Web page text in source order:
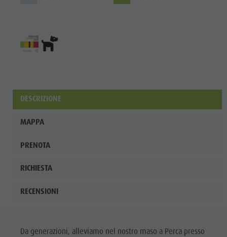
DESCRIZIONE
MAPPA
PRENOTA
RICHIESTA
RECENSIONI
Da generazioni, alleviamo nel nostro maso a Perca presso